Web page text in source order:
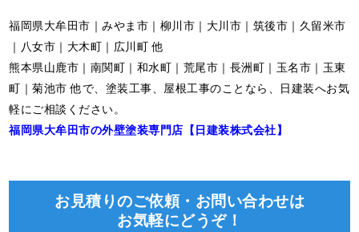
福岡県大牟田市｜みやま市｜柳川市｜大川市｜筑後市｜久留米市
｜八女市｜大木町｜広川町 他
熊本県山鹿市｜南関町｜和水町｜荒尾市｜長洲町｜玉名市｜玉東
町｜菊池市 他で、塗装工事、屋根工事のことなら、日建装へお気
軽にご相談ください。
福岡県大牟田市の外壁塗装専門店【日建装株式会社】
お見積りのご依頼・お問い合わせは
お気軽にどうぞ！